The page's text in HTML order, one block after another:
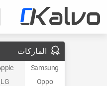
الماركات
Samsung
Oppo
LG